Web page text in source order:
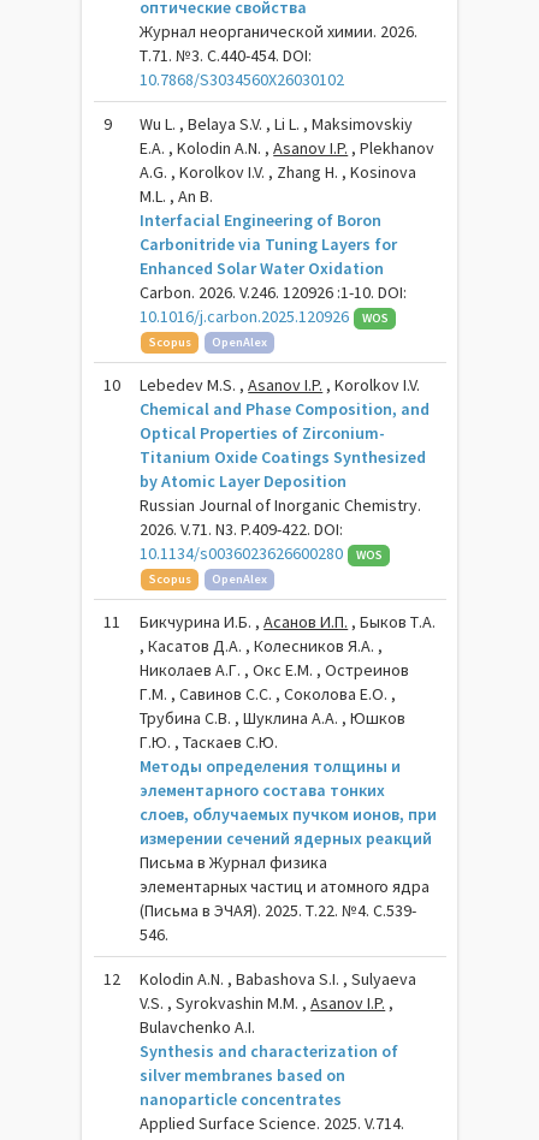
оптические свойства
Журнал неорганической химии. 2026.
Т.71. №3. С.440-454. DOI:
10.7868/S3034560X26030102
9
Wu L. , Belaya S.V. , Li L. , Maksimovskiy
E.A. , Kolodin A.N. ,Asanov I.P. , Plekhanov
A.G. , Korolkov I.V. , Zhang H. , Kosinova
M.L. , An B.
Interfacial Engineering of Boron
Carbonitride via Tuning Layers for
Enhanced Solar Water Oxidation
Carbon. 2026. V.246. 120926 :1-10. DOI:
10.1016/j.carbon.2025.120926
WOS
Scopus
OpenAlex
10 Lebedev M.S. ,Asanov I.P. , Korolkov I.V.
Chemical and Phase Composition, and
Optical Properties of Zirconium-
Titanium Oxide Coatings Synthesized
by Atomic Layer Deposition
Russian Journal of Inorganic Chemistry.
2026. V.71. N3. P.409-422. DOI:
10.1134/s0036023626600280
WOS
Scopus
OpenAlex
11 Бикчурина И.Б. ,Асанов И.П. , Быков Т.А.
, Касатов Д.А. , Колесников Я.А. ,
Николаев А.Г. , Окс Е.М. , Остреинов
Г.М. , Савинов С.С. , Соколова Е.О. ,
Трубина С.В. , Шуклина А.А. , Юшков
Г.Ю. , Таскаев С.Ю.
Методы определения толщины и
элементарного состава тонких
слоев, облучаемых пучком ионов, при
измерении сечений ядерных реакций
Письма в Журнал физика
элементарных частиц и атомного ядра
(Письма в ЭЧАЯ). 2025. Т.22. №4. С.539-
546.
12
Kolodin A.N. , Babashova S.I. , Sulyaeva
V.S. , Syrokvashin M.M. ,Asanov I.P. ,
Bulavchenko A.I.
Synthesis and characterization of
silver membranes based on
nanoparticle concentrates
Applied Surface Science. 2025. V.714.